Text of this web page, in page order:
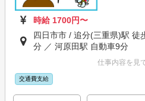
時給 1700円〜
四日市市 / 追分(三重県)駅 徒
分 ／ 河原田駅 自動車9分
仕事内容を見
交通費支給